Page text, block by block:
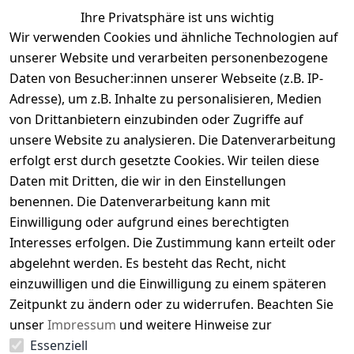
-25%
BOGNER Fire + Ice Tuana - Damen
Beanie
Wärmendes Beanie für Damen von Bogner aus
bequemen Wollmix
ab 59,95 €*
80,00 €
Optionen anzeigen
-16%
BOGNER Fire + Ice Zaida - Damen Beanie
Warmes, bequemes und stylische Damen Beanie
von Bogner
79,95 € *
95,00 €
Ihre Privatsphäre ist uns wichtig
Wir verwenden Cookies und ähnliche Technologien auf
unserer Website und verarbeiten personenbezogene
Daten von Besucher:innen unserer Webseite (z.B. IP-
Adresse), um z.B. Inhalte zu personalisieren, Medien
von Drittanbietern einzubinden oder Zugriffe auf
unsere Website zu analysieren. Die Datenverarbeitung
erfolgt erst durch gesetzte Cookies. Wir teilen diese
Daten mit Dritten, die wir in den Einstellungen
benennen. Die Datenverarbeitung kann mit
Einwilligung oder aufgrund eines berechtigten
Interesses erfolgen. Die Zustimmung kann erteilt oder
abgelehnt werden. Es besteht das Recht, nicht
einzuwilligen und die Einwilligung zu einem späteren
Zeitpunkt zu ändern oder zu widerrufen. Beachten Sie
unserImpressum und weitere Hinweise zur
Verwendung personenbezogener Daten in unserer
Essenziell